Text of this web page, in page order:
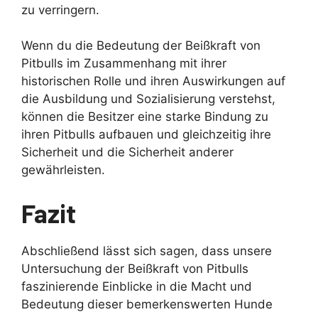
zu verringern.
Wenn du die Bedeutung der Beißkraft von
Pitbulls im Zusammenhang mit ihrer
historischen Rolle und ihren Auswirkungen auf
die Ausbildung und Sozialisierung verstehst,
können die Besitzer eine starke Bindung zu
ihren Pitbulls aufbauen und gleichzeitig ihre
Sicherheit und die Sicherheit anderer
gewährleisten.
Fazit
Abschließend lässt sich sagen, dass unsere
Untersuchung der Beißkraft von Pitbulls
faszinierende Einblicke in die Macht und
Bedeutung dieser bemerkenswerten Hunde